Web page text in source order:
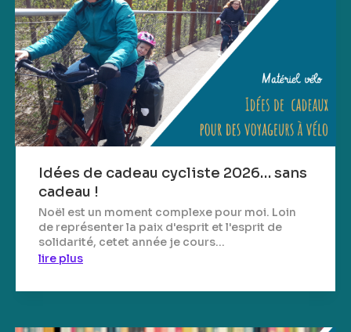
Idées de cadeau cycliste 2026… sans
cadeau !
Noël est un moment complexe pour moi. Loin
de représenter la paix d'esprit et l'esprit de
solidarité, cetet année je cours...
lire plus